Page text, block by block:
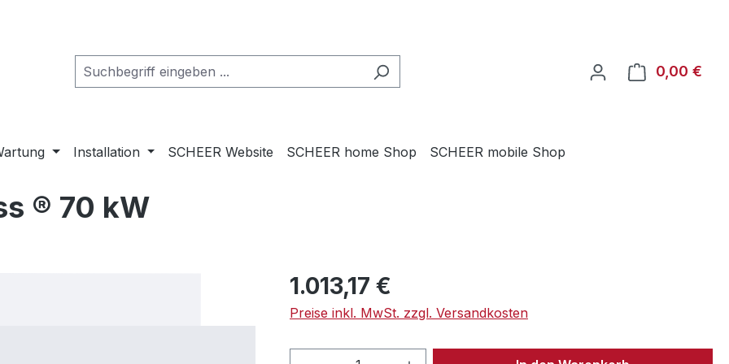
0,00 €
Installation SCHEER Website SCHEER home Shop SCHEER mobile Shop
® 70 kW
Regulärer Preis:
1.013,17 €
Preise inkl. MwSt. zzgl. Versandkosten